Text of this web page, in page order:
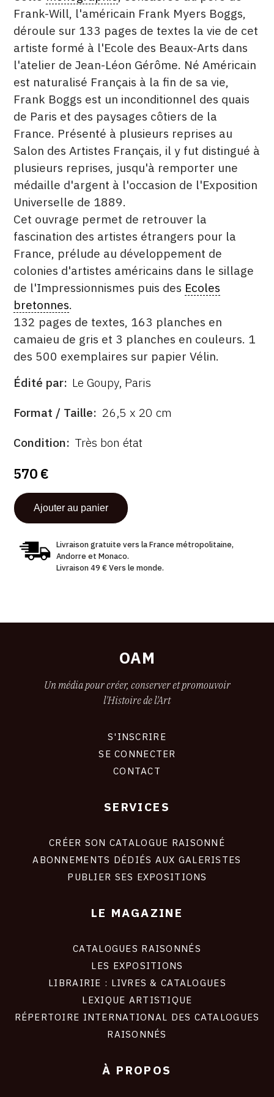
CONTACT
CGU
CGV
SUIVEZ-NOUS
INSTAGRAM
FACEBOOK
PINTEREST
Frank-Will, l'américain Frank Myers Boggs,
déroule sur 133 pages de textes la vie de cet
artiste formé à l'Ecole des Beaux-Arts dans
l'atelier de Jean-Léon Gérôme. Né Américain
est naturalisé Français à la fin de sa vie,
Frank Boggs est un inconditionnel des quais
de Paris et des paysages côtiers de la
France. Présenté à plusieurs reprises au
Salon des Artistes Français, il y fut distingué à
plusieurs reprises, jusqu'à remporter une
médaille d'argent à l'occasion de l'Exposition
Universelle de 1889.
Cet ouvrage permet de retrouver la
fascination des artistes étrangers pour la
France, prélude au développement de
colonies d'artistes américains dans le sillage
de l'Impressionnismes puis des Ecoles
bretonnes.
132 pages de textes, 163 planches en
camaieu de gris et 3 planches en couleurs. 1
des 500 exemplaires sur papier Vélin.
ÉDITÉ
Édité par Le Goupy, Paris
FORMAT
Format / Taille 26,5 x 20 cm
ÉTAT
Condition Très bon état
570 €
Livraison gratuite vers la France métropolitaine,
Andorre et Monaco.
Livraison 49 € Vers le monde.
OAM
Un média pour créer, conserver et promouvoir
l'Histoire de l'Art
S'INSCRIRE
SE CONNECTER
CONTACT
SERVICES
CRÉER SON CATALOGUE RAISONNÉ
ABONNEMENTS DÉDIÉS AUX GALERISTES
PUBLIER SES EXPOSITIONS
LE MAGAZINE
CATALOGUES RAISONNÉS
LES EXPOSITIONS
LIBRAIRIE : LIVRES & CATALOGUES
LEXIQUE ARTISTIQUE
RÉPERTOIRE INTERNATIONAL DES CATALOGUES
RAISONNÉS
À PROPOS